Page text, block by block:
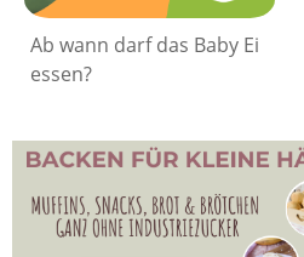
Ab wann darf das Baby Ei
essen?